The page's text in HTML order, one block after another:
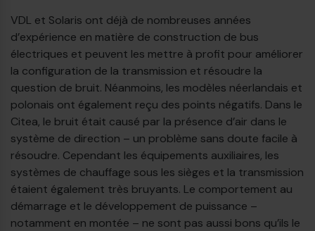
VDL et Solaris ont déjà de nombreuses années
d’expérience en matière de construction de bus
électriques et peuvent les mettre à profit pour améliorer
la configuration de la transmission et résoudre la
question de bruit. Néanmoins, les modèles néerlandais et
polonais ont également reçu des points négatifs. Dans le
Citea, le bruit était causé par la présence d’air dans le
système de direction – un problème sans doute facile à
résoudre. Cependant les équipements auxiliaires, les
systèmes de chauffage sous les sièges et la transmission
étaient également très bruyants. Le comportement au
démarrage et le développement de puissance –
notamment en montée – ne sont pas aussi bons qu’ils le